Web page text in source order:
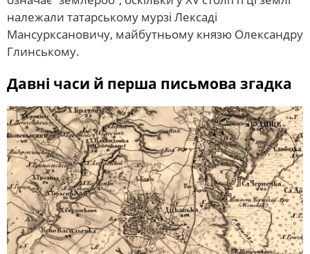
належали татарському мурзі Лексаді
Мансурксановичу, майбутньому князю Олександру
Глинському.
Давні часи й перша письмова згадка